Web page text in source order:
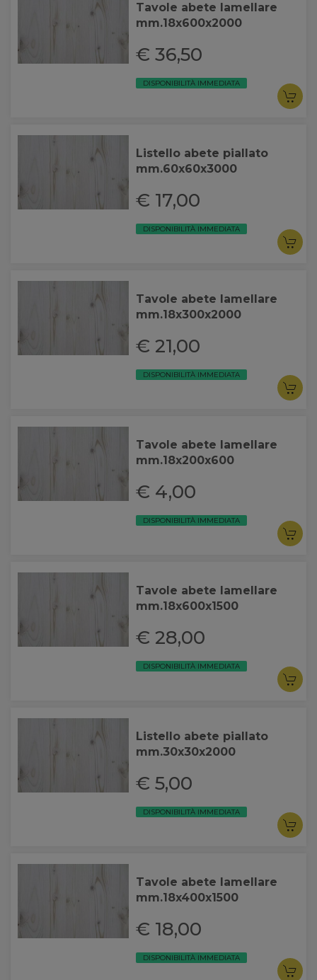
Tavole abete lamellare
mm.18x600x2000
€ 36,50
DISPONIBILITÀ IMMEDIATA
Listello abete piallato
mm.60x60x3000
€ 17,00
DISPONIBILITÀ IMMEDIATA
Tavole abete lamellare
mm.18x300x2000
€ 21,00
DISPONIBILITÀ IMMEDIATA
Tavole abete lamellare
mm.18x200x600
€ 4,00
DISPONIBILITÀ IMMEDIATA
Tavole abete lamellare
mm.18x600x1500
€ 28,00
DISPONIBILITÀ IMMEDIATA
Listello abete piallato
mm.30x30x2000
€ 5,00
DISPONIBILITÀ IMMEDIATA
Tavole abete lamellare
mm.18x400x1500
€ 18,00
DISPONIBILITÀ IMMEDIATA